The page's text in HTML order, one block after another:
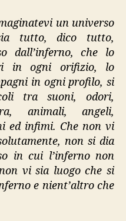
un universo
tutto, dico tutto,
dall’inferno, che lo
in ogni orifizio, lo
in ogni profilo, si
tra suoni, odori,
animali, angeli,
ed infimi. Che non vi
non si dia
in cui l’inferno non
vi sia luogo che si
e nient’altro che